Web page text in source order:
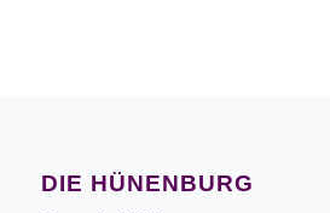
DIE HÜNENBURG